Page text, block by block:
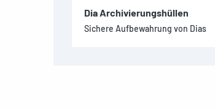
Dia Archivierungshüllen
Sichere Aufbewahrung von Dias